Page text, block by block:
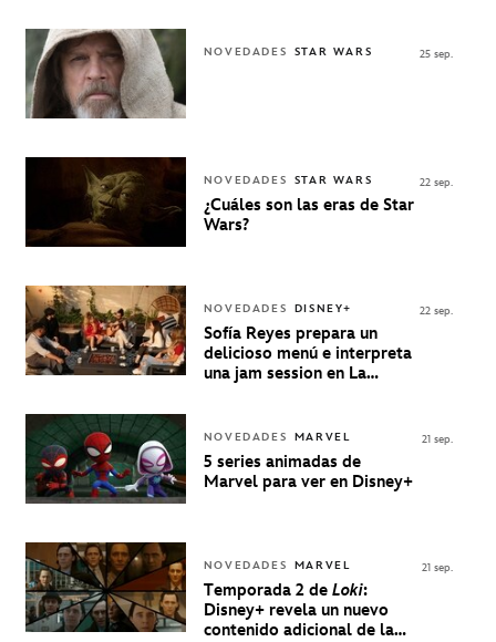
NOVEDADES STAR WARS 25 sep.
NOVEDADES STAR WARS
¿Cuáles son las eras de Star
Wars?
22 sep.
NOVEDADES DISNEY+
Sofía Reyes prepara un
delicioso menú e interpreta
una jam session en La
22 sep.
NOVEDADES MARVEL
5 series animadas de
Marvel para ver en Disney+
21 sep.
NOVEDADES MARVEL
Temporada 2 de Loki:
Disney+ revela un nuevo
contenido adicional de la
21 sep.